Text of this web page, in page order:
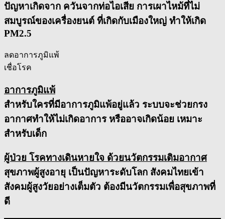
ปัญหาเกิดจาก ควันจากท่อไอเสีย การเผาไหม้ที่ไม่
สมบูรณ์ของเครื่องยนต์ ที่เกิดกับเมืองใหญ่ ทำให้เกิด
PM2.5
ลดอาการภูมิแพ้
เชื่อโรค
อาการภูมิแพ้
สำหรับใครที่มีอาการภูมิแพ้อยู่แล้ว ระบบจะช่วยกรง
อากาศทำให้ไม่เกิดอาการ หรืออาจเกิดน้อย เหมาะ
สำหรับเด็ก
ผู้ป่วย โรคทางเดินหายใจ ด้วยนวัตกรรมเติมอากาศ
สุขภาพผู้สูงอายุ เป็นปัญหาระดับโลก สังคมไทยเข้า
สังคมผู้สูงวัยอย่างเต็มตัว ต้องมีนวัตกรรมเพื่อสุขภาพที่
ดี